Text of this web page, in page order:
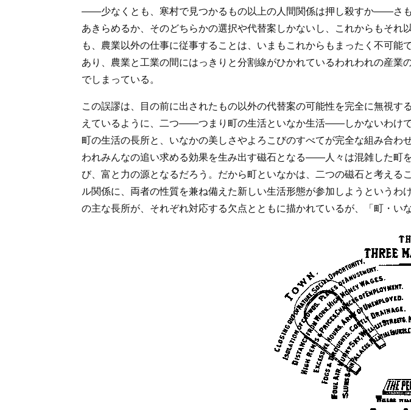
――少なくとも、寒村で見つかるもの以上の人間関係は押し殺すか――さ
あきらめるか、そのどちらかの選択や代替案しかないし、これからもそ
も、農業以外の仕事に従事することは、いまもこれからもまったく不可
あり、農業と工業の間にはっきりと分割線がひかれているわれわれの産
でしまっている。
この誤謬は、目の前に出されたもの以外の代替案の可能性を完全に無視
えているように、二つ――つまり町の生活といなか生活――しかないわけ
町の生活の長所と、いなかの美しさやよろこびのすべてが完全な組み合
われみんなの追い求める効果を生み出す磁石となる――人々は混雑した町
び、富と力の源となるだろう。だから町といなかは、二つの磁石と考え
ル関係に、両者の性質を兼ね備えた新しい生活形態が参加しようという
の主な長所が、それぞれ対応する欠点とともに描かれているが、「町・い